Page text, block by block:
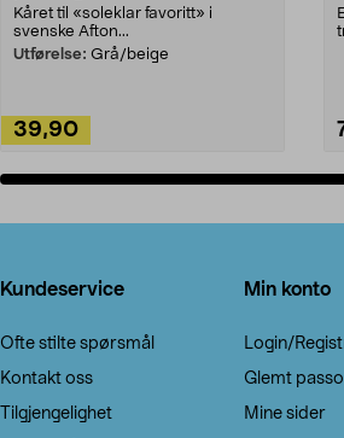
Kåret til «soleklar favoritt» i
svenske Afton...
Utførelse: Grå/beige
39,90
Kundeservice
Ofte stilte spørsmål
Kontakt oss
Tilgjengelighet
Min konto
Login/
Glemt
Mine sider